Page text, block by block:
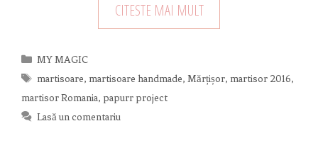
CITESTE MAI MULT
Categorii
MY MAGIC
Etichete
martisoare, martisoare handmade, Mărțișor, martisor 2016,
martisor Romania, papurr project
Lasă un comentariu